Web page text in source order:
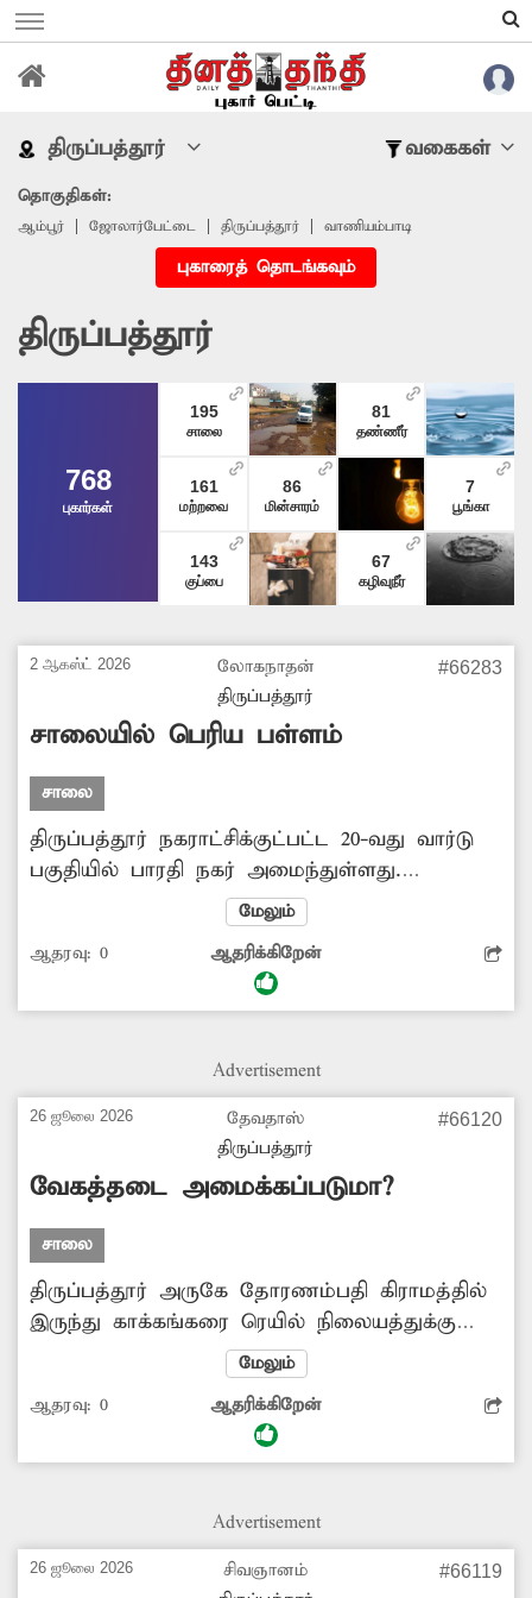
திருப்பத்தூர் வகைகள்
தொகுதிகள்:
ஆம்பூர் ஜோலார்பேட்டை திருப்பத்தூர் வாணியம்பாடி
புகாரைத் தொடங்கவும்
திருப்பத்தூர்
768
புகார்கள்
195
சாலை
161
மற்றவை
143
குப்பை
86
மின்சாரம்
81
தண்ணீர்
67
கழிவுநீர்
7
பூங்கா
2 ஆகஸ்ட் 2026
லோகநாதன்
திருப்பத்தூர்
#66283
சாலையில் பெரிய பள்ளம்
சாலை
திருப்பத்தூர் நகராட்சிக்குட்பட்ட 20-வது வார்டு
பகுதியில் பாரதி நகர் அமைந்துள்ளது.
இப்பகுதியில் சாலையின் நடுவே மிகப்பெரிய
பள்ளம் உள்ளது. அதில் இருந்து கழிவுநீர்
வெளியேறி துர்நாற்றம் வீசுகிறது. மழை
காலங்களில் தண்ணீர் நிரம்பி விடுவதால் அந்த
செல்பவர்களும், நடந்து செல்லும்
கீழே விழும் நிலை உள்ளது. இதுகுறித்து
நகராட்சி நிர்வாகமும்,
நெடுஞ்சாலைதுறையினரும் இணைந்து
சாலையில் உள்ள பள்ளத்தை சீரமைக்க
அப்பகுதியில் சிறுபாலம் அமைக்க...
மேலும்
ஆதரவு: 0 ஆதரிக்கிறேன்
Advertisement
26 ஜூலை 2026
தேவதாஸ்
திருப்பத்தூர்
#66120
வேகத்தடை அமைக்கப்படுமா?
சாலை
திருப்பத்தூர் அருகே தோரணம்பதி கிராமத்தில்
இருந்து காக்கங்கரை ரெயில் நிலையத்துக்கு
செல்லும் சாலையில் தினமும் ஏராளமான
வாகனங்கள் சென்று வருகின்றன. சாலையில்
அதிகளவில் வளைவுகள் உள்ளன. இதனால்
அடிக்கடி விபத்துகள் நடக்கின்றன. சாலையில்
வேகத்தடைகள் அமைக்க வேண்டும். அத்துடன்
வைக்க வேண்டும். இரவில் விபத்துகள்
மேலும்
ஆதரவு: 0 ஆதரிக்கிறேன்
Advertisement
26 ஜூலை 2026
சிவஞானம்
#66119